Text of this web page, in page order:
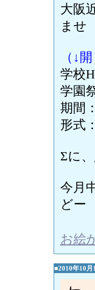
大阪
ませ
（↓
学校
学園
期間
形式
Σに
今月
どー
お絵
■2010年10月